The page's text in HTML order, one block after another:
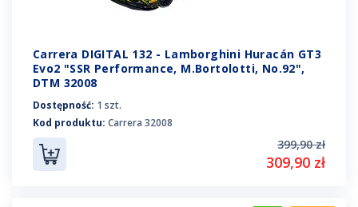
Carrera DIGITAL 132 - Lamborghini Huracán GT3
Evo2 "SSR Performance, M.Bortolotti, No.92",
DTM 32008
Dostępność: 1 szt.
Kod produktu: Carrera 32008
399,90 zł
309,90 zł